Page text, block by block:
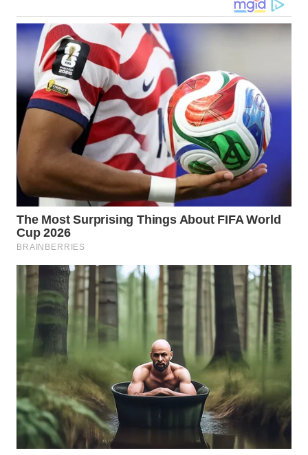
WN
KALTENG
WN
KALTARA
WN
KALTIM
WN
SULSEL
WN
GORONTALO
WN
SULUT
WN
MALUKU
WN
MALUT